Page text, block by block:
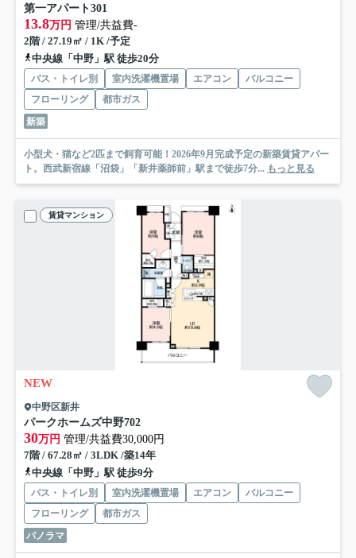
第一アパート301
13.8万円 管理/共益費-
2階 / 27.19㎡ / 1K /予定
中央線「中野」駅 徒歩20分
バス・トイレ別 室内洗濯機置場 エアコン
バルコニー
フローリング
都市ガス
新築
小型犬・猫など2匹まで飼育可能！2026年9月完成予定の新築賃貸アパー
ト。西武新宿線「沼袋」「新井薬師前」駅まで徒歩7分... もっと見る
賃貸マンション
NEW
中野区新井
パークホームズ中野702
30万円 管理/共益費30,000円
7階 / 67.28㎡ / 3LDK /築14年
中央線「中野」駅 徒歩9分
バス・トイレ別 室内洗濯機置場 エアコン
バルコニー
フローリング
都市ガス
パノラマ